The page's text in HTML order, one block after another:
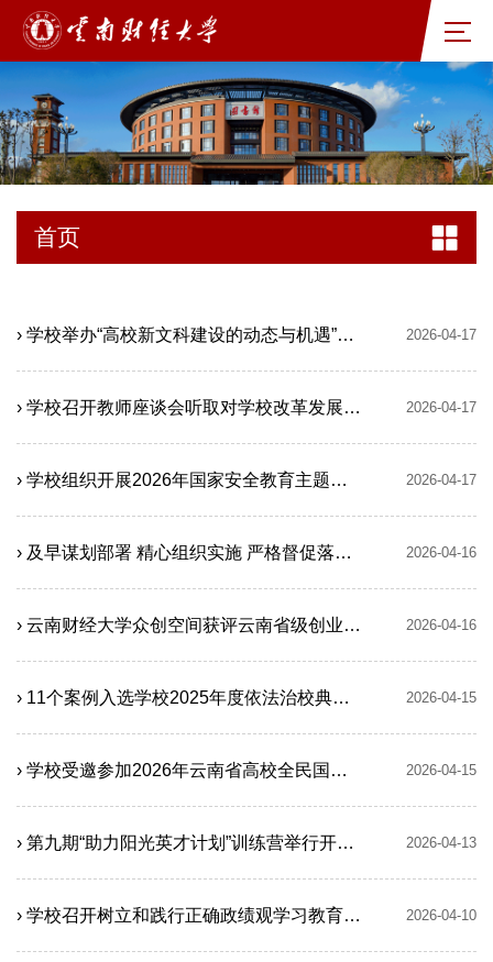
首页
› 学校举办“高校新文科建设的动态与机遇”专题讲座 2026-04-17
› 学校召开教师座谈会听取对学校改革发展的意见建议 2026-04-17
› 学校组织开展2026年国家安全教育主题讲座 2026-04-17
› 及早谋划部署 精心组织实施 严格督促落实——云南财经大学有力有序推进树立和践行正确政绩观学习教育 2026-04-16
› 云南财经大学众创空间获评云南省级创业孵化A类载体 2026-04-16
› 11个案例入选学校2025年度依法治校典型案例 2026-04-15
› 学校受邀参加2026年云南省高校全民国家安全教育日主题活动并作展演 2026-04-15
› 第九期“助力阳光英才计划”训练营举行开营仪式 2026-04-13
› 学校召开树立和践行正确政绩观学习教育工作专班第二次会议 2026-04-10